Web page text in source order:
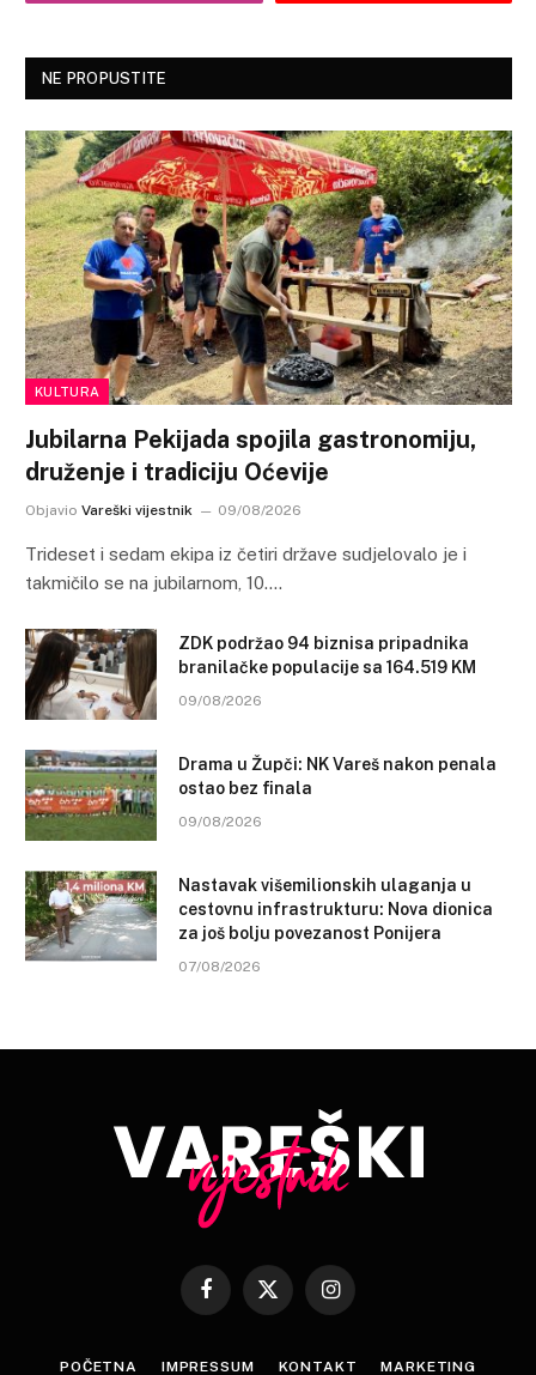
NE PROPUSTITE
KULTURA
Jubilarna Pekijada spojila gastronomiju,
druženje i tradiciju Oćevije
Objavio Vareški vijestnik 09/08/2026
Trideset i sedam ekipa iz četiri države sudjelovalo je i
takmičilo se na jubilarnom, 10.…
ZDK podržao 94 biznisa pripadnika
branilačke populacije sa 164.519 KM
09/08/2026
Drama u Župči: NK Vareš nakon penala
ostao bez finala
09/08/2026
Nastavak višemilionskih ulaganja u
cestovnu infrastrukturu: Nova dionica
za još bolju povezanost Ponijera
07/08/2026
Facebook
X
Instagram
POČETNA IMPRESSUM KONTAKT MARKETING